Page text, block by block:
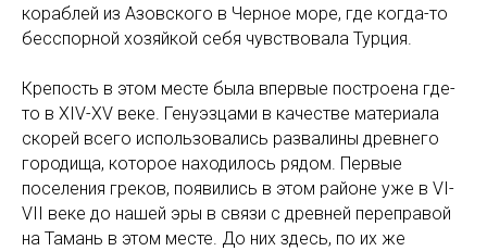
кораблей из Азовского в Черное море, где когда-то
бесспорной хозяйкой себя чувствовала Турция.
Крепость в этом месте была впервые построена где-
то в XIV-XV веке. Генуэзцами в качестве материала
скорей всего использовались развалины древнего
городища, которое находилось рядом. Первые
поселения греков, появились в этом районе уже в VI-
VII веке до нашей эры в связи с древней переправой
на Тамань в этом месте. До них здесь, по их же